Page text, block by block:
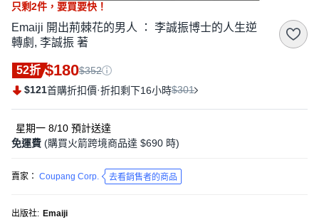
只剩2件， 要買要快！
Emaiji 開出荊棘花的男人 ： 李誠振博士的人生逆
轉劇, 李誠振 著
52折 $180$352
$121首購折扣價·折扣剩下16小時$301
星期一 8/10 預計送達
免運費 (購買火箭跨境商品達 $690 時)
賣家： Coupang Corp. 去看銷售者的商品
出版社: Emaiji